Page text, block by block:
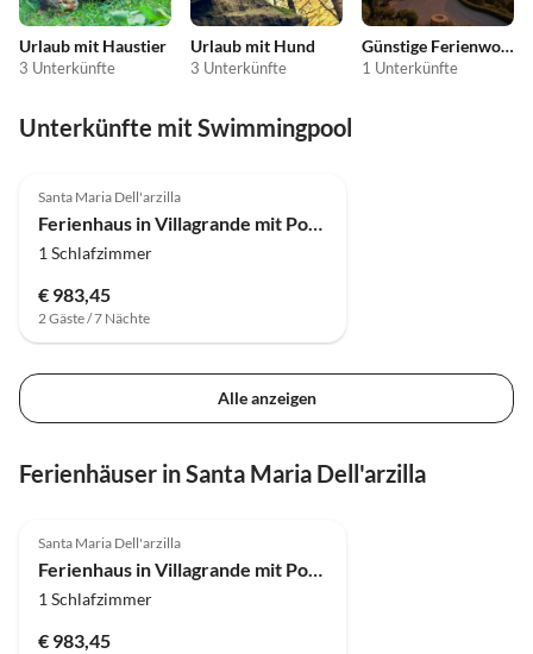
Urlaub mit Haustier
3 Unterkünfte
Urlaub mit Hund
3 Unterkünfte
Günstige Ferienwohnungen
1 Unterkünfte
Unterkünfte mit Swimmingpool
Santa Maria Dell'arzilla
Ferienhaus in Villagrande mit Pool & Strandnähe
1 Schlafzimmer
€ 983,45
2 Gäste / 7 Nächte
Alle anzeigen
Ferienhäuser in Santa Maria Dell'arzilla
Santa Maria Dell'arzilla
Ferienhaus in Villagrande mit Pool & Strandnähe
1 Schlafzimmer
€ 983,45